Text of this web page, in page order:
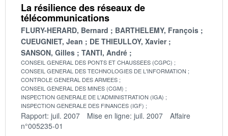
La résilience des réseaux de
télécommunications
FLURY-HERARD, Bernard
BARTHELEMY, François
CUEUGNIET, Jean
DE THIEULLOY, Xavier
SANSON, Gilles
TANTI, André
CONSEIL GENERAL DES PONTS ET CHAUSSEES (CGPC)
CONSEIL GENERAL DES TECHNOLOGIES DE L'INFORMATION
CONTROLE GENERAL DES ARMEES
CONSEIL GENERAL DES MINES (CGM)
INSPECTION GENERALE DE L'ADMINISTRATION (IGA)
INSPECTION GENERALE DES FINANCES (IGF)
Rapport: juil. 2007 Mise en ligne: juil. 2007
Affaire
n°005235-01